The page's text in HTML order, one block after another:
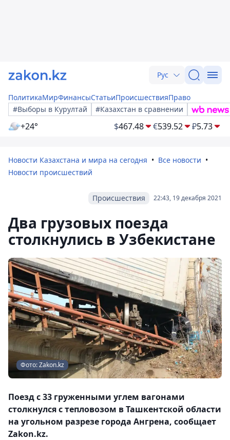
Рус
ПолитикаМирФинансыСтатьиПроисшествияПраво
#Выборы в Курултай
#Казахстан в сравнении
+24° $467.48 €539.52 ₽5.73
Новости Казахстана и мира на сегодня
Все новости
Новости происшествий
22:43, 19 декабря 2021
Происшествия
Два грузовых поезда
столкнулись в Узбекистане
Фото: Zakon.kz
Поезд с 33 груженными углем вагонами
столкнулся с тепловозом в Ташкентской области
на угольном разрезе города Ангрена, сообщает
Zakon.kz.